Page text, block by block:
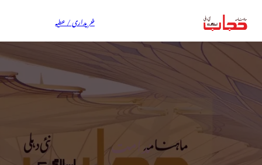
خریداری / عطیہ
ندامت